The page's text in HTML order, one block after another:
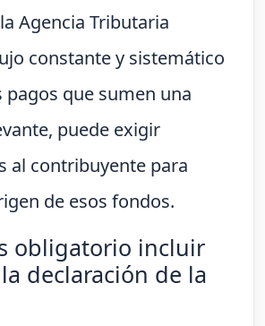
Agencia Tributaria
constante y sistemático
pagos que sumen una
puede exigir
al contribuyente para
de esos fondos.
obligatorio incluir
declaración de la